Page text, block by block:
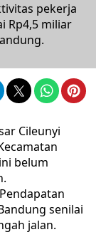
pekerja
Rp4,5 miliar
Cileunyi
belum
senilai
jalan.